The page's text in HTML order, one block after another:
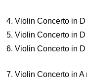
4. Violin Concerto in
5. Violin Concerto in
6. Violin Concerto in
7. Violin Concerto in A